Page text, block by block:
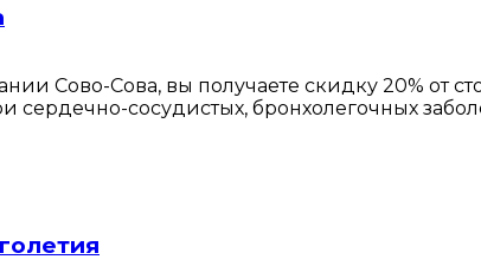
Сово-Сова, вы получаете скидку 20% от
сердечно-сосудистых, бронхолегочных